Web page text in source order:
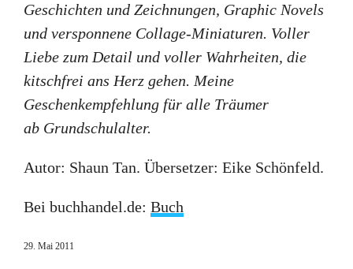
Geschichten und Zeichnungen, Graphic Novels
und versponnene Collage-Miniaturen. Voller
Liebe zum Detail und voller Wahrheiten, die
kitschfrei ans Herz gehen. Meine
Geschenkempfehlung für alle Träumer
ab Grundschulalter.
Autor: Shaun Tan. Übersetzer: Eike Schönfeld.
Bei buchhandel.de: Buch
29. Mai 2011